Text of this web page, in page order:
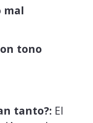
mal
tono
tanto?: El